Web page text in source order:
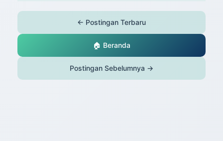
← Postingan Terbaru
🏠 Beranda
Postingan Sebelumnya →